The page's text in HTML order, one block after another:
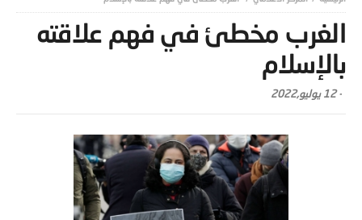
الغرب مخطئ في فهم علاقته
بالإسلام
-12 يوليو,2022